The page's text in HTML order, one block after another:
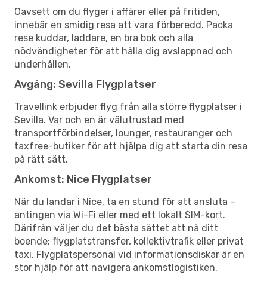
Oavsett om du flyger i affärer eller på fritiden,
innebär en smidig resa att vara förberedd. Packa
rese kuddar, laddare, en bra bok och alla
nödvändigheter för att hålla dig avslappnad och
underhållen.
Avgång: Sevilla Flygplatser
Travellink erbjuder flyg från alla större flygplatser i
Sevilla. Var och en är välutrustad med
transportförbindelser, lounger, restauranger och
taxfree-butiker för att hjälpa dig att starta din resa
på rätt sätt.
Ankomst: Nice Flygplatser
När du landar i Nice, ta en stund för att ansluta –
antingen via Wi-Fi eller med ett lokalt SIM-kort.
Därifrån väljer du det bästa sättet att nå ditt
boende: flygplatstransfer, kollektivtrafik eller privat
taxi. Flygplatspersonal vid informationsdiskar är en
stor hjälp för att navigera ankomstlogistiken.